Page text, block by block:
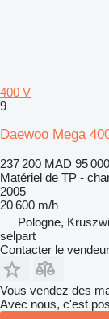
400 V
9
Daewoo Mega
237 200 MAD 95
Matériel de TP -
2005
20 600 m/h
Pologne,
selpart
Contacter le vendeur
Vous vendez des
Avec nous, c'est